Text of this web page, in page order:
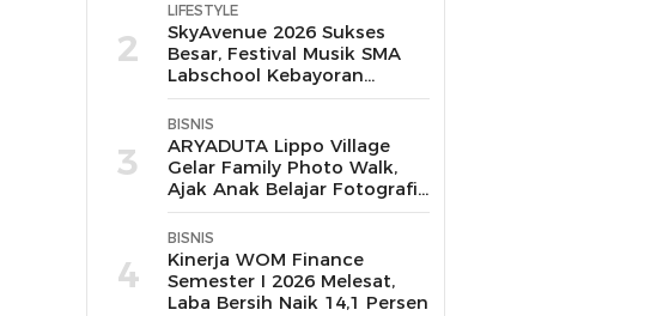
2
LIFESTYLE
SkyAvenue 2026 Sukses
Besar, Festival Musik SMA
Labschool Kebayoran
Pecahkan Rekor MURI dan
Tiket 7.000 Ludes Terjual
3
BISNIS
ARYADUTA Lippo Village
Gelar Family Photo Walk,
Ajak Anak Belajar Fotografi
Sambil Bermain
4
BISNIS
Kinerja WOM Finance
Semester I 2026 Melesat,
Laba Bersih Naik 14,1 Persen